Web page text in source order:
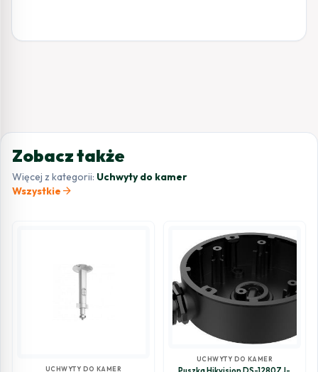
Zobacz także
Więcej z kategorii: Uchwyty do kamer
Wszystkie arrow_forward
UCHWYTY DO KAMER
UCHWYTY DO KAMER